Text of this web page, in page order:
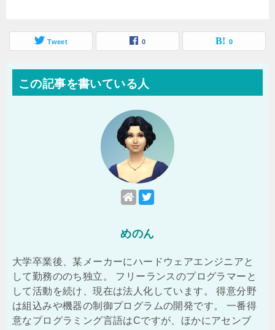
Tweet 0 0
この記事を書いている人
めのん
大学卒業後、某メーカーにハードウェアエンジニアと
して勤務ののち独立。 フリーランスのプログラマーと
して活動を続け、現在は法人化しています。 得意分野
は組込みや機器の制御プログラムの開発です。 一番得
意なプログラミング言語はCですが、ほかにアセンブ